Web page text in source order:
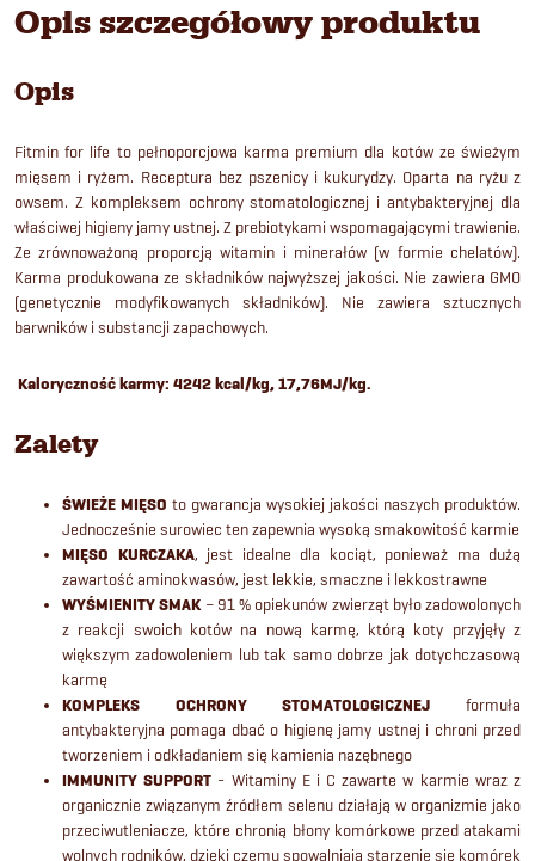
Opis szczegółowy produktu
Opis
Fitmin for life to pełnoporcjowa karma premium dla kotów ze świeżym
mięsem i ryżem. Receptura bez pszenicy i kukurydzy. Oparta na ryżu z
owsem. Z kompleksem ochrony stomatologicznej i antybakteryjnej dla
właściwej higieny jamy ustnej. Z prebiotykami wspomagającymi trawienie.
Ze zrównoważoną proporcją witamin i minerałów (w formie chelatów).
Karma produkowana ze składników najwyższej jakości. Nie zawiera GMO
(genetycznie modyfikowanych składników). Nie zawiera sztucznych
barwników i substancji zapachowych.
Kaloryczność karmy: 4242 kcal/kg, 17,76MJ/kg.
Zalety
ŚWIEŻE MIĘSO to gwarancja wysokiej jakości naszych produktów.
Jednocześnie surowiec ten zapewnia wysoką smakowitość karmie
MIĘSO KURCZAKA, jest idealne dla kociąt, ponieważ ma dużą
zawartość aminokwasów, jest lekkie, smaczne i lekkostrawne
WYŚMIENITY SMAK – 91 % opiekunów zwierząt było zadowolonych
z reakcji swoich kotów na nową karmę, którą koty przyjęły z
większym zadowoleniem lub tak samo dobrze jak dotychczasową
karmę
KOMPLEKS OCHRONY STOMATOLOGICZNEJ formuła
antybakteryjna pomaga dbać o higienę jamy ustnej i chroni przed
tworzeniem i odkładaniem się kamienia nazębnego
IMMUNITY SUPPORT - Witaminy E i C zawarte w karmie wraz z
organicznie związanym źródłem selenu działają w organizmie jako
przeciwutleniacze, które chronią błony komórkowe przed atakami
wolnych rodników, dzięki czemu spowalniają starzenie się komórek